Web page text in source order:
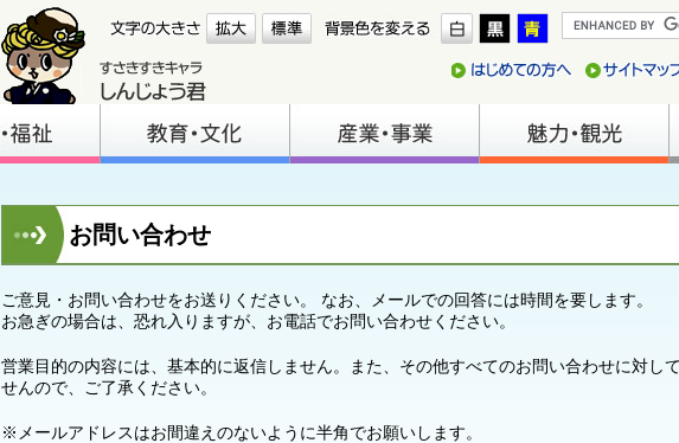
お問い合わせ
ご意見・お問い合わせをお送りください。 なお、メールでの回答には時間を要します。
お急ぎの場合は、恐れ入りますが、お電話でお問い合わせください。
営業目的の内容には、基本的に返信しません。また、その他すべてのお問い合わせに対し
せんので、ご了承ください。
※メールアドレスはお間違えのないように半角でお願いします。